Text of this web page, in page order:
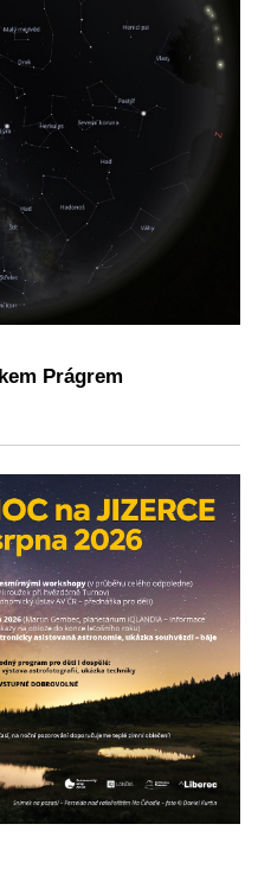
Prágrem